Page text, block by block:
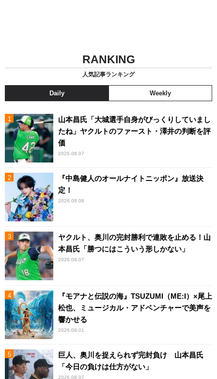
RANKING
人気記事ランキング
Daily Weekly
山本昌氏「大城選手自身がびっくりしていまし
たね」ヤクルトのファースト・澤井の判断を評
価
2026.08.07
『中島健人のオールナイトニッポン』放送決
定！
2026.08.08
ヤクルト、奥川の完封勝利で連敗を止める！山
本昌氏「勝つにはこういう形しかない」
2026.08.07
『モアナと伝説の海』TSUZUMI（ME:I）×尾上
松也、ミュージカル・アドベンチャーで美声を
響かせる
2026.08.01
巨人、奥川を捉えられず完封負け 山本昌氏
「今日の負けは仕方がない」
2026.08.07